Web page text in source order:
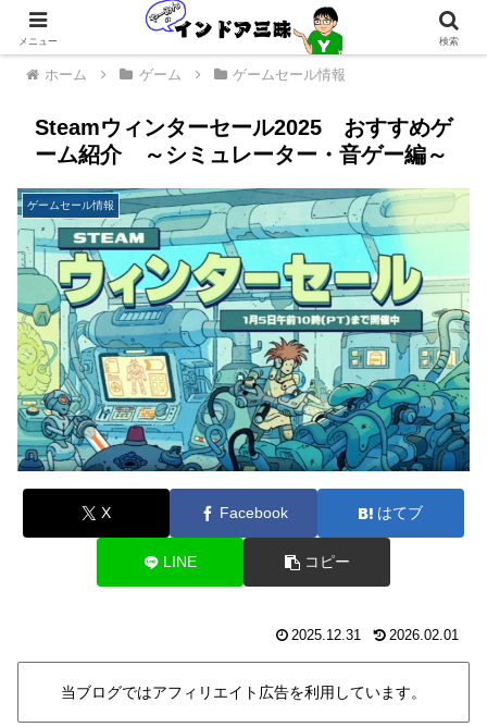
ホーム ゲーム ゲームセール情報
Steamウィンターセール2025 おすすめゲ
ーム紹介 ～シミュレーター・音ゲー編～
ゲームセール情報
X Facebook はてブ
LINE コピー
2025.12.31 2026.02.01
当ブログではアフィリエイト広告を利用しています。
メニュー 検索